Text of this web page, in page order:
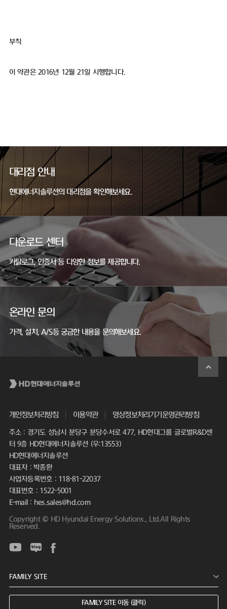
부칙
이 약관은 2016년 12월 21일 시행합니다.
대리점 안내
현대에너지솔루션의 대리점을 확인해보세요.
다운로드 센터
카탈로그, 인증서 등 다양한 정보를 제공합니다.
온라인 문의
가격, 설치, A/S등 궁금한 내용을 문의해보세요.
개인정보처리방침 이용약관 영상정보처리기기운영관리방침
주소 : 경기도 성남시 분당구 분당수서로 477, HD현대그룹 글로벌R&D센
터 9층 HD현대에너지솔루션 (우:13553)
HD현대에너지솔루션
대표자 : 박종환
사업자등록번호 : 118-81-22037
대표번호 : 1522-5001
E-mail : hes.sales@hd.com
Copyright © HD Hyundai Energy Solutions., Ltd.All Rights
Reserved.
FAMILY SITE 이동 (클릭)